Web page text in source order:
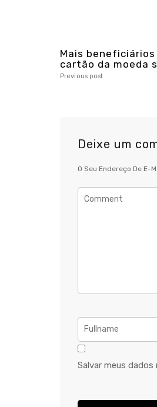
Mais beneficiários
cartão da moeda
Previous post
Deixe um
O Seu Endereço De E-
Salvar meus